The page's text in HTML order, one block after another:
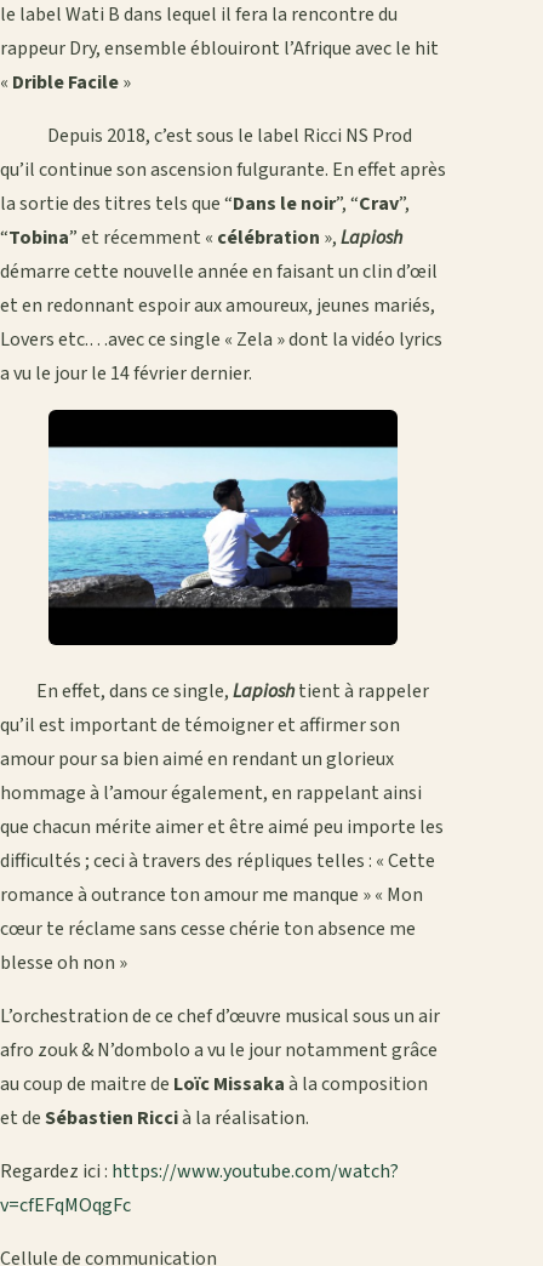
le label Wati B dans lequel il fera la rencontre du
rappeur Dry, ensemble éblouiront l’Afrique avec le hit
« Drible Facile»
Depuis 2018, c’est sous le label Ricci NS Prod
qu’il continue son ascension fulgurante. En effet après
la sortie des titres tels que “Dans le noir”, “Crav”,
“Tobina” et récemment « célébration »,Lapiosh
démarre cette nouvelle année en faisant un clin d’œil
et en redonnant espoir aux amoureux, jeunes mariés,
Lovers etc.…avec ce single « Zela » dont la vidéo lyrics
a vu le jour le 14 février dernier.
En effet, dans ce single,Lapioshtient à rappeler
qu’il est important de témoigner et affirmer son
amour pour sa bien aimé en rendant un glorieux
hommage à l’amour également, en rappelant ainsi
que chacun mérite aimer et être aimé peu importe les
difficultés ; ceci à travers des répliques telles : « Cette
romance à outrance ton amour me manque » « Mon
cœur te réclame sans cesse chérie ton absence me
blesse oh non »
L’orchestration de ce chef d’œuvre musical sous un air
afro zouk & N’dombolo a vu le jour notamment grâce
au coup de maitre de Loïc Missakaà la composition
et deSébastien Riccià la réalisation.
Regardez ici : https://www.youtube.com/watch?
v=cfEFqMOqgFc
Cellule de communication